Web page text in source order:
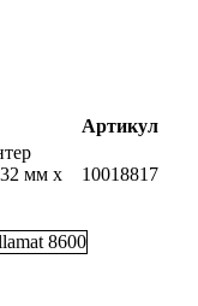
Артикул
мм x
10018817